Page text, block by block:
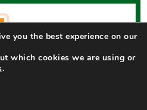
you the best experience on our
which cookies we are using or
.